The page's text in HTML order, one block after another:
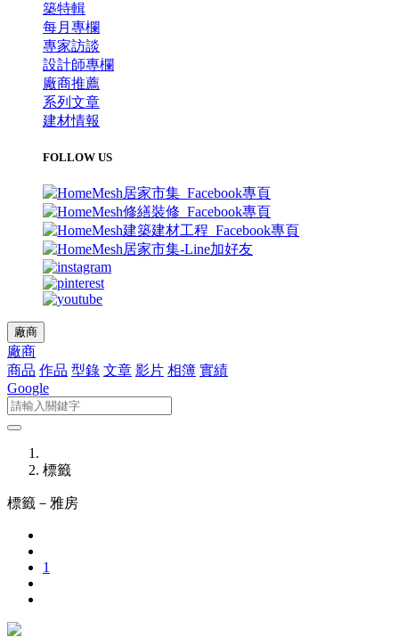
築特輯
每月專欄
專家訪談
設計師專欄
廠商推薦
系列文章
建材情報
FOLLOW US
廠商
廠商
商品 作品 型錄 文章 影片 相簿 實績
Google
標籤
標籤－ 雅房
1